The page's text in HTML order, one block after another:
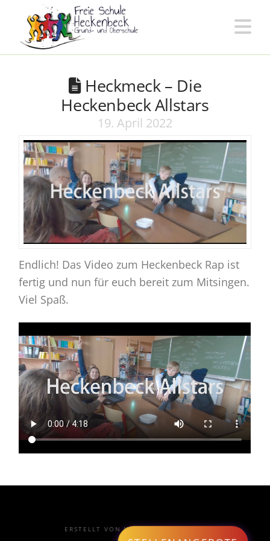
Freie
Schule
Heckenbeck
Heckmeck – Die
Heckenbeck Allstars
19. April 2022
Endlich! Das Video zum Heckenbeck Rap ist
fertig und nun für euch bereit zum Mitsingen.
Viel Spaß.
ERSTELLT VONWEBDESIGN EINBECK